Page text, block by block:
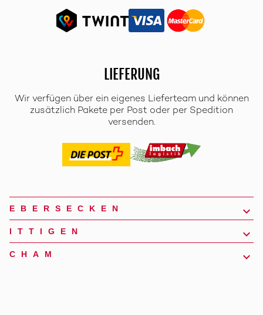
LIEFERUNG
Wir verfügen über ein eigenes Lieferteam und können
zusätzlich Pakete per Post oder per Spedition
versenden.
EBERSECKEN
ITTIGEN
CHAM